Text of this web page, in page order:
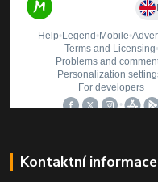
Kontaktní informace